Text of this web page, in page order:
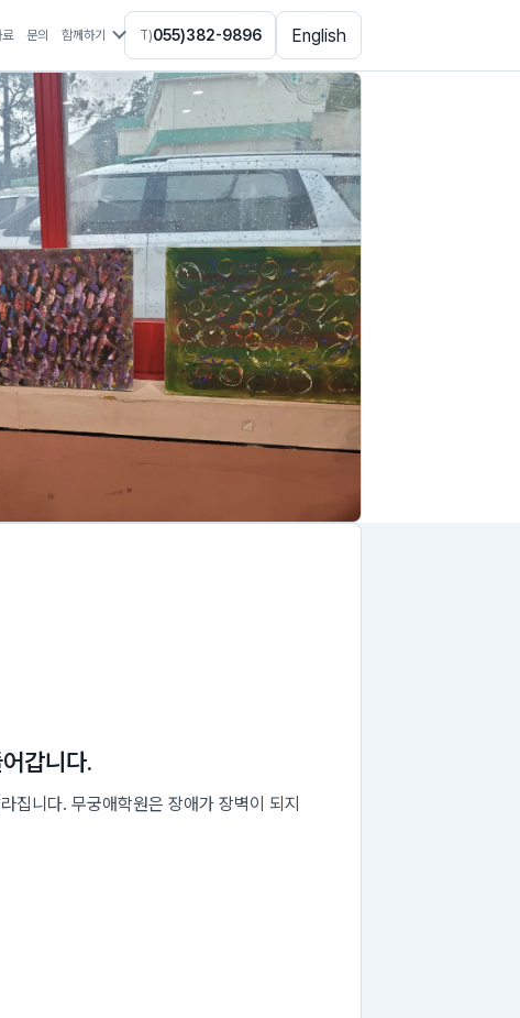
료 문의 함께하기 T)055)382-9896 English
갑니다.
집니다. 무궁애학원은 장애가 장벽이 되지